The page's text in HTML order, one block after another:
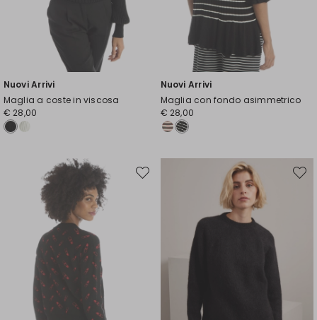
Nuovi Arrivi
Maglia a coste in viscosa
€ 28,00
Nuovi Arrivi
Maglia con fondo asimmetrico
€ 28,00
Sposta